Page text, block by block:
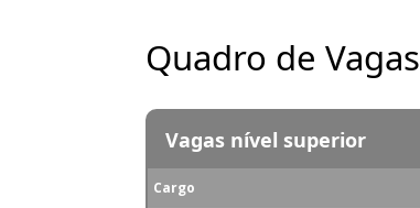
Quadro de Vagas
Vagas nível superior
Cargo